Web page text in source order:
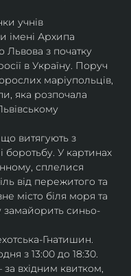
учнів
імені Архипа
Львова з початку
в Україну. Поруч
маріупольців,
яка розпочала
витягують з
боротьбу. У картинах
сплелися
від пережитого та
місто біля моря та
замайорить синьо-
Гнатишин.
з 13:00 до 18:30.
вхідним квитком,